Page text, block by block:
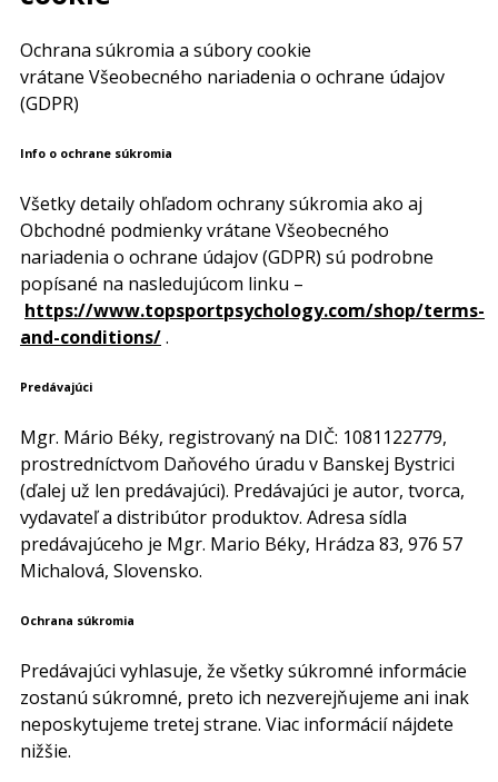
Ochrana súkromia a súbory cookie
vrátane Všeobecného nariadenia o ochrane údajov
(GDPR)
Info o ochrane súkromia
Všetky detaily ohľadom ochrany súkromia ako aj
Obchodné podmienky vrátane Všeobecného
nariadenia o ochrane údajov (GDPR) sú podrobne
popísané na nasledujúcom linku –
https://www.topsportpsychology.com/shop/terms-
and-conditions/.
Predávajúci
Mgr. Mário Béky, registrovaný na DIČ: 1081122779,
prostredníctvom Daňového úradu v Banskej Bystrici
(ďalej už len predávajúci). Predávajúci je autor, tvorca,
vydavateľ a distribútor produktov. Adresa sídla
predávajúceho je Mgr. Mario Béky, Hrádza 83, 976 57
Michalová, Slovensko.
Ochrana súkromia
Predávajúci vyhlasuje, že všetky súkromné informácie
zostanú súkromné, preto ich nezverejňujeme ani inak
neposkytujeme tretej strane. Viac informácií nájdete
nižšie.